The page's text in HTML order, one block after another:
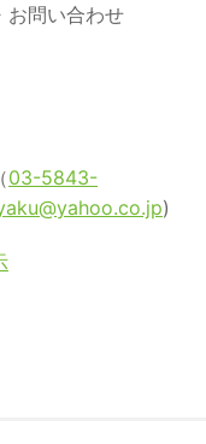
お問い合わせ
03-5843-
)